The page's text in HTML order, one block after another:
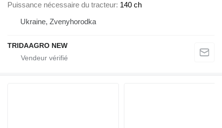
Puissance nécessaire du tracteur 140 ch
Ukraine, Zvenyhorodka
TRIDAAGRO NEW